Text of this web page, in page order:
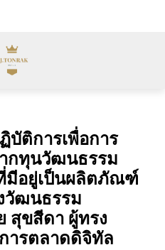
บัติการเพื่อการ
ทุนวัฒนธรรม
มีอยู่เป็นผลิตภัณฑ์
วัฒนธรรม
สุขสีดา ผู้ทรง
ารตลาดดิจิทัล